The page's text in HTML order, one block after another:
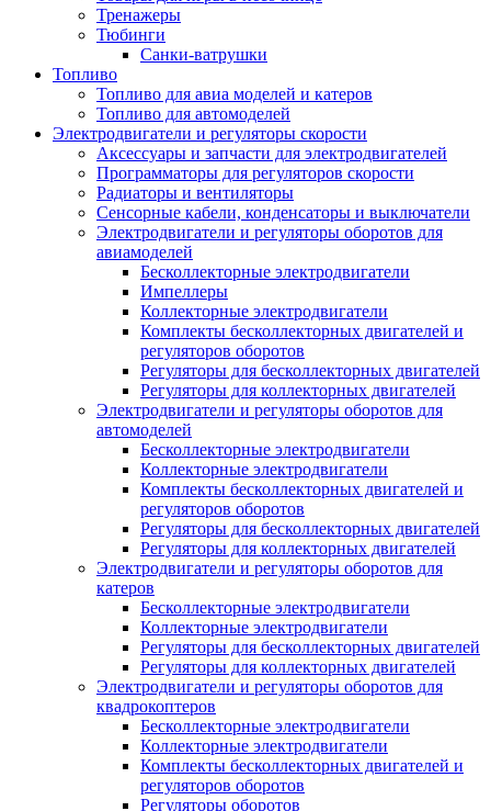
Тренажеры
Тюбинги
Санки-ватрушки
Топливо
Топливо для авиа моделей и катеров
Топливо для автомоделей
Электродвигатели и регуляторы скорости
Аксессуары и запчасти для электродвигателей
Программаторы для регуляторов скорости
Радиаторы и вентиляторы
Сенсорные кабели, конденсаторы и выключатели
Электродвигатели и регуляторы оборотов для
авиамоделей
Бесколлекторные электродвигатели
Импеллеры
Коллекторные электродвигатели
Комплекты бесколлекторных двигателей и
регуляторов оборотов
Регуляторы для бесколлекторных двигателей
Регуляторы для коллекторных двигателей
Электродвигатели и регуляторы оборотов для
автомоделей
Бесколлекторные электродвигатели
Коллекторные электродвигатели
Комплекты бесколлекторных двигателей и
регуляторов оборотов
Регуляторы для бесколлекторных двигателей
Регуляторы для коллекторных двигателей
Электродвигатели и регуляторы оборотов для
катеров
Бесколлекторные электродвигатели
Коллекторные электродвигатели
Регуляторы для бесколлекторных двигателей
Регуляторы для коллекторных двигателей
Электродвигатели и регуляторы оборотов для
квадрокоптеров
Бесколлекторные электродвигатели
Коллекторные электродвигатели
Комплекты бесколлекторных двигателей и
регуляторов оборотов
Регуляторы оборотов